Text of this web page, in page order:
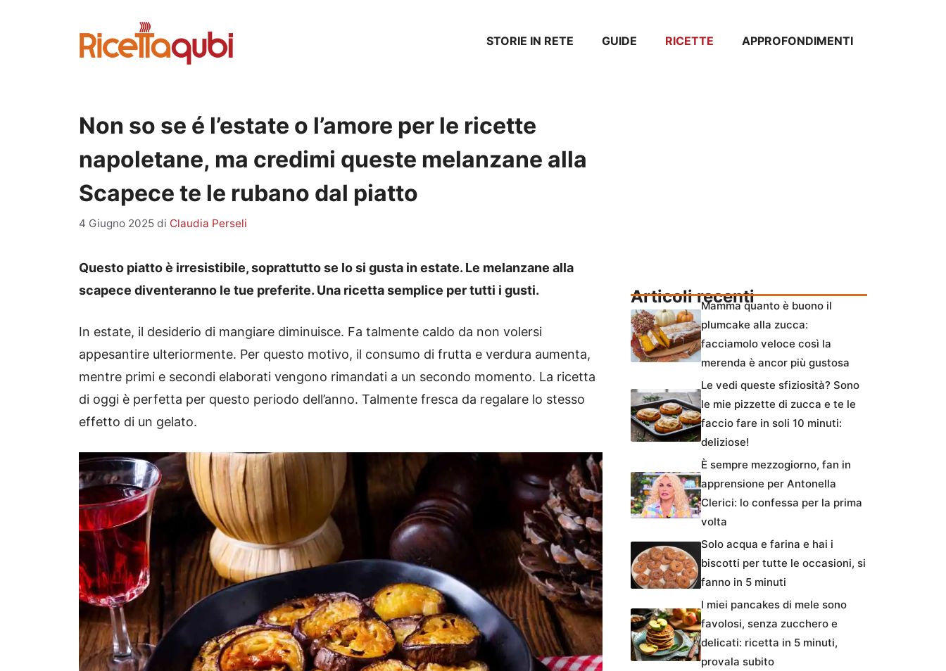
STORIE IN RETE GUIDE RICETTE APPROFONDIMENTI
Non so se é l’estate o l’amore per le ricette
napoletane, ma credimi queste melanzane alla
Scapece te le rubano dal piatto
4 Giugno 2025 di Claudia Perseli
Questo piatto è irresistibile, soprattutto se lo si gusta in estate. Le melanzane alla
scapece diventeranno le tue preferite. Una ricetta semplice per tutti i gusti.
In estate, il desiderio di mangiare diminuisce. Fa talmente caldo da non volersi
appesantire ulteriormente. Per questo motivo, il consumo di frutta e verdura aumenta,
mentre primi e secondi elaborati vengono rimandati a un secondo momento. La ricetta
di oggi è perfetta per questo periodo dell’anno. Talmente fresca da regalare lo stesso
effetto di un gelato.
Articoli recentiMamma quanto è buono il
plumcake alla zucca:
facciamolo veloce così la
merenda è ancor più gustosa
Le vedi queste sfiziosità? Sono
le mie pizzette di zucca e te le
faccio fare in soli 10 minuti:
deliziose!
È sempre mezzogiorno, fan in
apprensione per Antonella
Clerici: lo confessa per la prima
volta
Solo acqua e farina e hai i
biscotti per tutte le occasioni, si
fanno in 5 minuti
I miei pancakes di mele sono
favolosi, senza zucchero e
delicati: ricetta in 5 minuti,
provala subito